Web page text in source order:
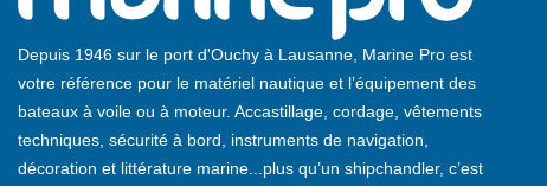
Depuis 1946 sur le port d'Ouchy à Lausanne, Marine Pro est
votre référence pour le matériel nautique et l’équipement des
bateaux à voile ou à moteur. Accastillage, cordage, vêtements
techniques, sécurité à bord, instruments de navigation,
décoration et littérature marine...plus qu’un shipchandler, c’est